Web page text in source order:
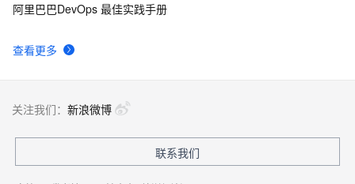
查看更多
阿里巴巴DevOps 最佳实践手册
关注我们： 新浪微博
联系我们